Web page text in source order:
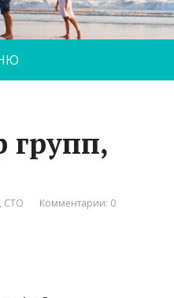
групп,
, СТО Комментарии: 0